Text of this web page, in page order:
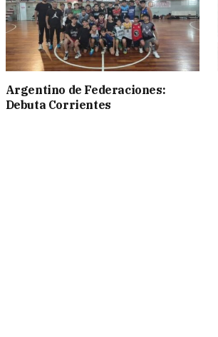
Argentino de Federaciones:
Debuta Corrientes